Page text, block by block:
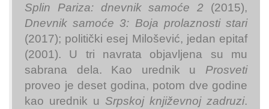
Splin Pariza: dnevnik samoće 2 (2015),
Dnevnik samoće 3: Boja prolaznosti stari
(2017); politički esej Milošević, jedan epitaf
(2001). U tri navrata objavljena su mu
sabrana dela. Kao urednik u Prosveti
proveo je deset godina, potom dve godine
kao urednik u Srpskoj književnoj zadruzi.